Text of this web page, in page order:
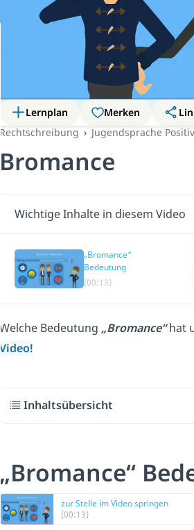
Lernplan Merken
Rechtschreibung
Jugendsprache
Bromance
Wichtige Inhalte in diesem Video
„Bromance“
Bedeutung
(00:13)
Welche Bedeutung „Bromance“hat
Video!
Inhaltsübersicht
„Bromance“
zur Stelle im Video springen
(00:13)